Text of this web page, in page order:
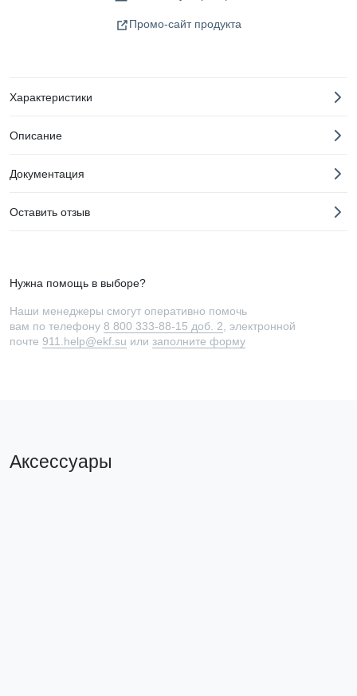
Промо-сайт продукта
Характеристики
Описание
Документация
Оставить отзыв
Нужна помощь в выборе?
Наши менеджеры смогут оперативно помочь
вам по телефону 8 800 333-88-15 доб. 2 , электронной
почте 911.help@ekf.su или заполните форму
Аксессуары